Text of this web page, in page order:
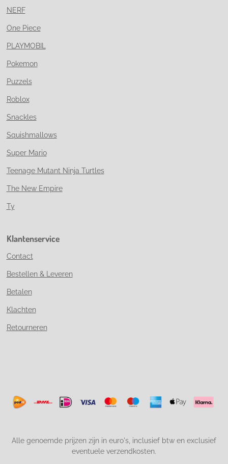
NERF
One Piece
PLAYMOBIL
Pokemon
Puzzels
Roblox
Snackles
Squishmallows
Super Mario
Teenage Mutant Ninja Turtles
The New Empire
Ty
Klantenservice
Contact
Bestellen & Leveren
Betalen
Klachten
Retourneren
Alle genoemde prijzen zijn in euro's, inclusief btw en exclusief
eventuele verzendkosten.